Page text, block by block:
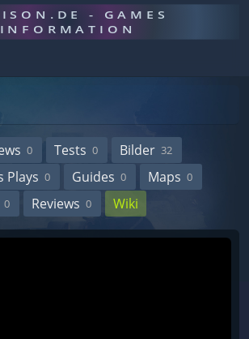
- GAMES
INFORMATION
0 Tests 0 Bilder 32
Plays 0 Guides 0 Maps 0
0 Reviews 0 Wiki